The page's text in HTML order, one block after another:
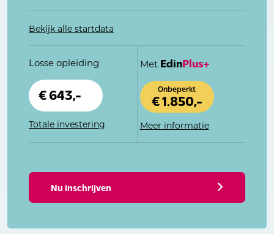
Bekijk alle startdata
Losse opleiding
€ 643,-
Totale investering
Met EdinPlus+
Onbeperkt
€ 1.850,-
Meer informatie
Nu inschrijven